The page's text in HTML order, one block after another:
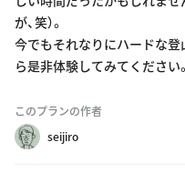
が、笑）。
今でもそれなりにハードな登
ら是非体験してみてください。
このプランの作者
seijiro